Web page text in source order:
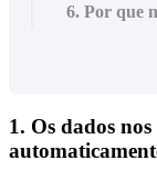
6. Por que
1. Os dados nos